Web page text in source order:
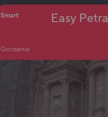
Smart
Giordania
Easy Petra